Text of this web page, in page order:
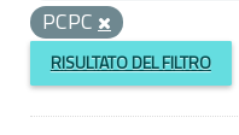
PCPC
RISULTATO DEL FILTRO